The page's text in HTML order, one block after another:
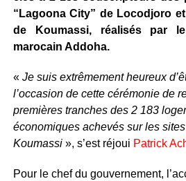
“Lagoona City” de Locodjoro
de Koumassi, réalisés par
marocain Addoha.
« Je suis extrêmement heureux
l’occasion de cette cérémonie de
premières tranches des 2 183
économiques achevés sur les
Koumassi», s’est réjoui Patrick
Pour le chef du gouvernement,